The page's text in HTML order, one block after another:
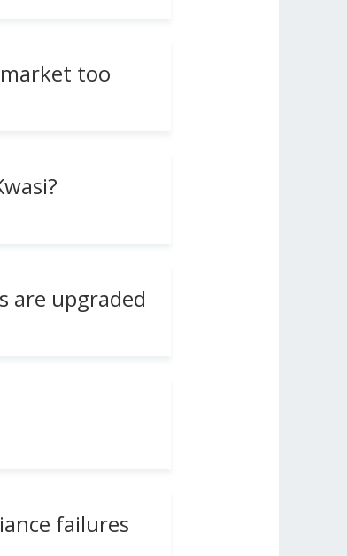
market too
are upgraded
failures